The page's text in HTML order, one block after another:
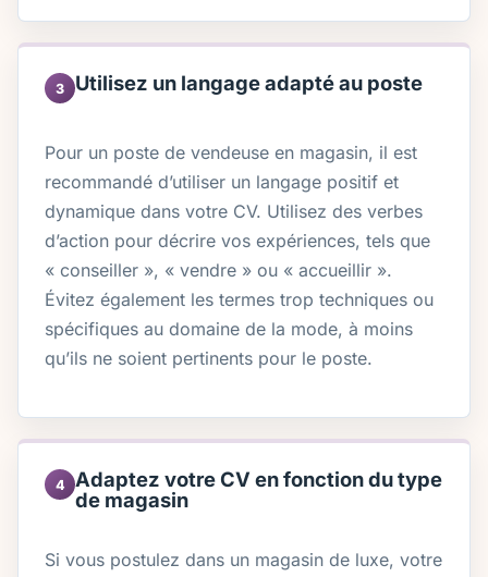
3 Utilisez un langage adapté au poste
Pour un poste de vendeuse en magasin, il est
recommandé d’utiliser un langage positif et
dynamique dans votre CV. Utilisez des verbes
d’action pour décrire vos expériences, tels que
« conseiller », « vendre » ou « accueillir ».
Évitez également les termes trop techniques ou
spécifiques au domaine de la mode, à moins
qu’ils ne soient pertinents pour le poste.
4
Adaptez votre CV en fonction du type
de magasin
Si vous postulez dans un magasin de luxe, votre